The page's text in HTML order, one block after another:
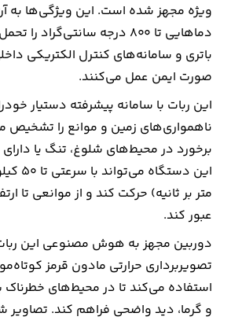
ویژه مجهز شده است. این ویژگی‌ها به
دماهایی تا ۸۰۰ درجه سانتی‌گراد
باتری و سامانه‌های کنترل الکتریکی
‌صورت ایمن عمل می‌کنند.
این ربات با سامانه پیشرفته دستیار
ناهمواری‌های زمین و موانع را تشخیص
برخورد در محیط‌های شلوغ، تنگ یا
عبور کند.
دوربین مجهز به هوش مصنوعی این
تصویربرداری حرارتی مادون ‌قرمز
استفاده می‌کند تا در محیط‌های خطرناک
و گرما، دید واضحی فراهم کند. تصاویر